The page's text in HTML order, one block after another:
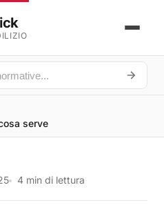
serve
4 min di lettura